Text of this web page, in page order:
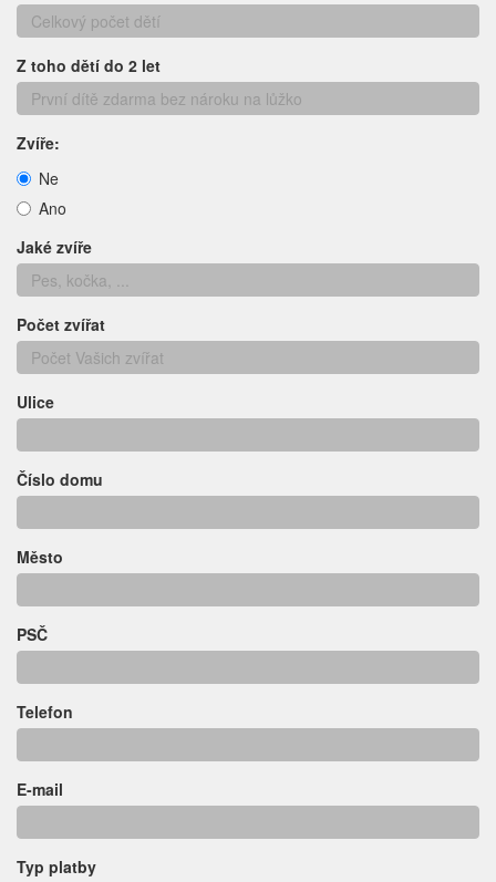
Z toho dětí do 2 let
Zvíře:
Ne
Ano
Jaké zvíře
Počet zvířat
Ulice
Číslo domu
Město
PSČ
Telefon
E-mail
Typ platby